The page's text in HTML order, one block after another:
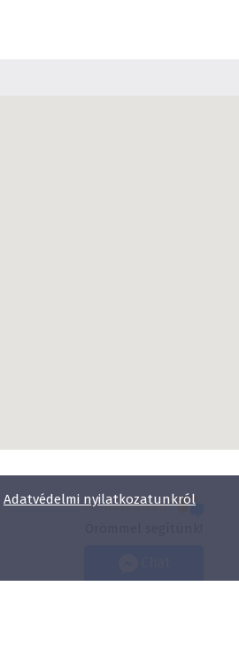
Adatvédelmi nyilatkozatunkról
Kérdésed van?